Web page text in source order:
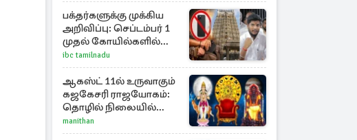
பக்தர்களுக்கு முக்கிய
அறிவிப்பு: செப்டம்பர் 1
முதல் கோயில்களில்
மொபைலுக்கு தடை!
ibc tamilnadu
ஆகஸ்ட் 11ல் உருவாகும்
கஜகேசரி ராஜயோகம்:
தொழில் நிலையில்
அதிர்ஷ்டம் பெறும் 3
ராசிகள்!
manithan